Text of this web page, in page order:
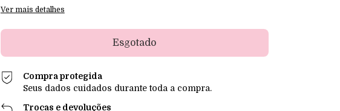
Ver mais detalhes
Compra protegida
Seus dados cuidados durante toda a compra.
Trocas e devoluções